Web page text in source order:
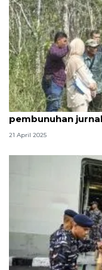
LPSK temukan
pembunuhan
21 April 2025